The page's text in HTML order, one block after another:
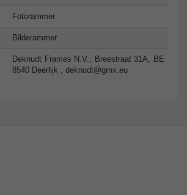
Fotorammer
Bilderammer
Deknudt Frames N.V., Breestraat 31A, BE
8540 Deerlijk , deknudt@gmx.eu